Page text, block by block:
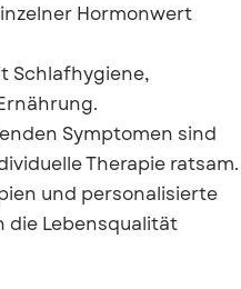
Hormonwert
Schlafhygiene,
Symptomen sind
Therapie ratsam.
und personalisierte
die Lebensqualität